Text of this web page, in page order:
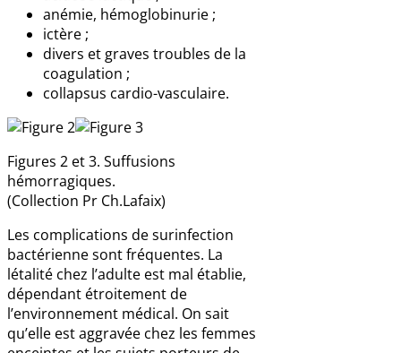
anémie, hémoglobinurie ;
ictère ;
divers et graves troubles de la
coagulation ;
collapsus cardio-vasculaire.
Figures 2 et 3. Suffusions
hémorragiques.
(Collection Pr Ch.Lafaix)
Les complications de surinfection
bactérienne sont fréquentes. La
létalité chez l’adulte est mal établie,
dépendant étroitement de
l’environnement médical. On sait
qu’elle est aggravée chez les femmes